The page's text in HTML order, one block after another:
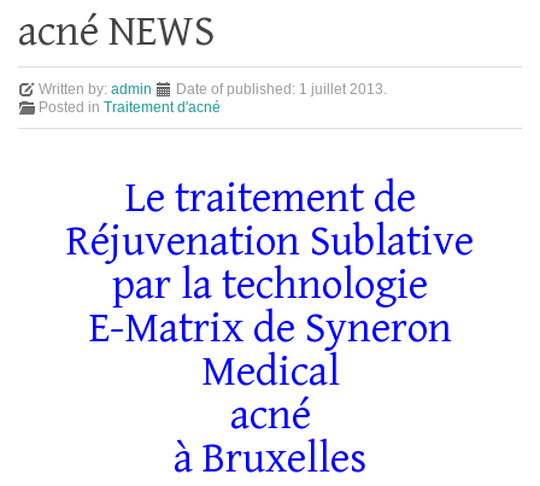
acné NEWS
Written by: admin Date of published: 1 juillet 2013.
Posted in Traitement d'acné
Le traitement de
Réjuvenation Sublative
par la technologie
E-Matrix de Syneron
Medical
acné
à Bruxelles